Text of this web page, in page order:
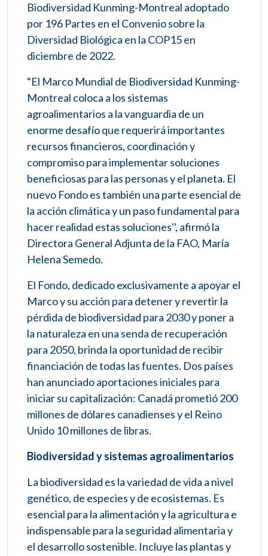
Biodiversidad Kunming-Montreal adoptado
por 196 Partes en el Convenio sobre la
Diversidad Biológica en la COP15 en
diciembre de 2022.
“El Marco Mundial de Biodiversidad Kunming-
Montreal coloca a los sistemas
agroalimentarios a la vanguardia de un
enorme desafío que requerirá importantes
recursos financieros, coordinación y
compromiso para implementar soluciones
beneficiosas para las personas y el planeta. El
nuevo Fondo es también una parte esencial de
la acción climática y un paso fundamental para
hacer realidad estas soluciones'', afirmó la
Directora General Adjunta de la FAO, María
Helena Semedo.
El Fondo, dedicado exclusivamente a apoyar el
Marco y su acción para detener y revertir la
pérdida de biodiversidad para 2030 y poner a
la naturaleza en una senda de recuperación
para 2050, brinda la oportunidad de recibir
financiación de todas las fuentes. Dos países
han anunciado aportaciones iniciales para
iniciar su capitalización: Canadá prometió 200
millones de dólares canadienses y el Reino
Unido 10 millones de libras.
Biodiversidad y sistemas agroalimentarios
La biodiversidad es la variedad de vida a nivel
genético, de especies y de ecosistemas. Es
esencial para la alimentación y la agricultura e
indispensable para la seguridad alimentaria y
el desarrollo sostenible. Incluye las plantas y